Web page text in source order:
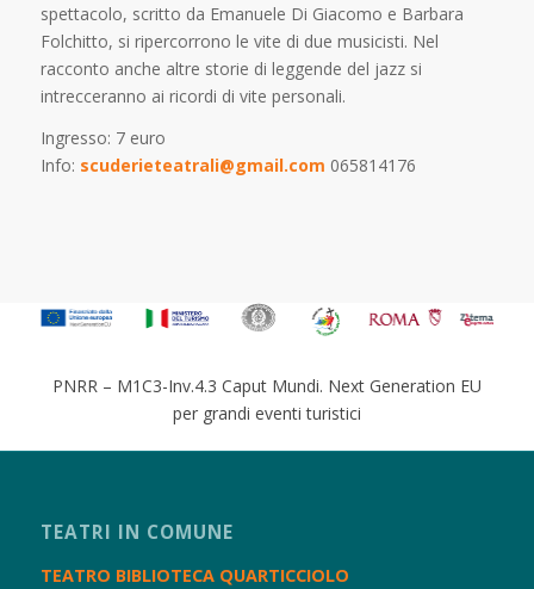
spettacolo, scritto da Emanuele Di Giacomo e Barbara
Folchitto, si ripercorrono le vite di due musicisti. Nel
racconto anche altre storie di leggende del jazz si
intrecceranno ai ricordi di vite personali.
Ingresso: 7 euro
Info: scuderieteatrali@gmail.com 065814176
PNRR – M1C3-Inv.4.3 Caput Mundi. Next Generation EU
per grandi eventi turistici
TEATRI IN COMUNE
TEATRO BIBLIOTECA QUARTICCIOLO